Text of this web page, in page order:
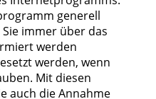
generell
immer über das
werden
werden, wenn
Mit diesen
auch die Annahme